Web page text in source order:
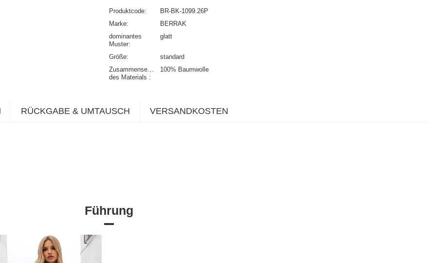
Produktcode
BR-BK-1099.26P
Marke
BERRAK
dominantes
Muster
glatt
Größe
standard
Zusammensetzung
des Materials
100% Baumwolle
RÜCKGABE & UMTAUSCH VERSANDKOSTEN
Führung